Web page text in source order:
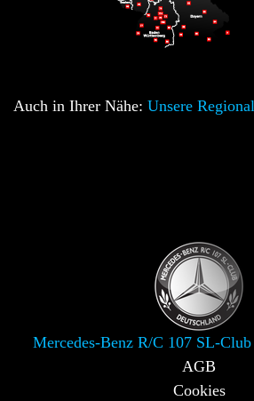
Auch in Ihrer Nähe: Unsere
Mercedes-Benz R/C 107 SL-
AGB
Cookies